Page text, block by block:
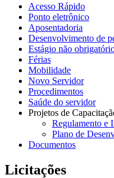
Acesso Rápido
Ponto eletrônico
Aposentadoria
Desenvolvimento de
Estágio não
Férias
Mobilidade
Novo Servidor
Procedimentos
Saúde do servidor
Projetos de
Regulamento e
Plano de
Documentos
Licitações